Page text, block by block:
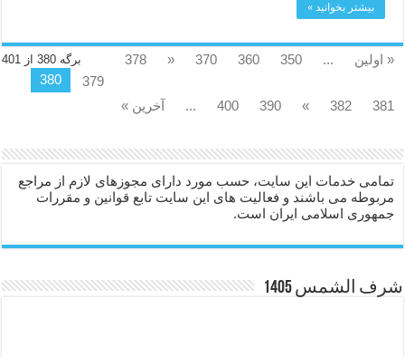
بیشتر بخوانید »
برگه 380 از 401 « اولین ...
350
360
370
«
378
379
380
381
382
»
390
400
... آخرین »
تمامی خدمات این سایت، حسب مورد دارای مجوزهای لازم از مراجع
مربوطه می باشند و فعالیت های این سایت تابع قوانین و مقررات
جمهوری اسلامی ایران است.
شرف الشمس 1405